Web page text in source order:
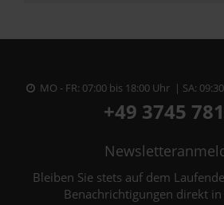
MO - FR: 07:00 bis 18:00 Uhr | SA:
+49 3745
Bleiben Sie stets auf dem
Benachrichtigungen direkt